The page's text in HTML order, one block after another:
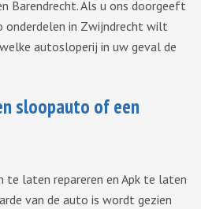
Barendrecht. Als u ons doorgeeft
in Zwijndrecht wilt
autosloperij in uw geval de
sloopauto of een
te laten repareren en Apk te laten
van de auto is wordt gezien